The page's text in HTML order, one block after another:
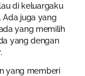
di keluargaku
Ada juga yang
yang memilih
yang dengan
yang memberi